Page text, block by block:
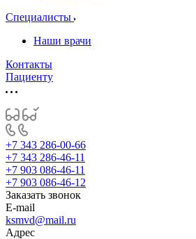
Специалисты
Наши врачи
Контакты
Пациенту
+7 343 286-00-66
+7 343 286-46-11
+7 903 086-46-11
+7 903 086-46-12
Заказать звонок
E-mail
ksmvd@mail.ru
Адрес